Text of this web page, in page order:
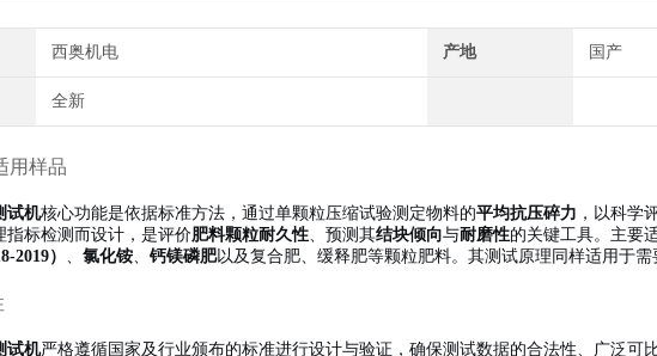
西奥机电 产地 国产
全新
用样品
试机核心功能是依据标准方法，通过单颗粒压缩试验测定物料的平均抗压碎力 ，以科学
指标检测而设计，是评价肥料颗粒耐久性、预测其结块倾向与耐磨性的关键工具。主要
2019） 、 氯化铵、 钙镁磷肥以及复合肥、缓释肥等颗粒肥料。其测试原理同样适用于需
试机严格遵循国家及行业颁布的标准进行设计与验证，确保测试数据的合法性、广泛可